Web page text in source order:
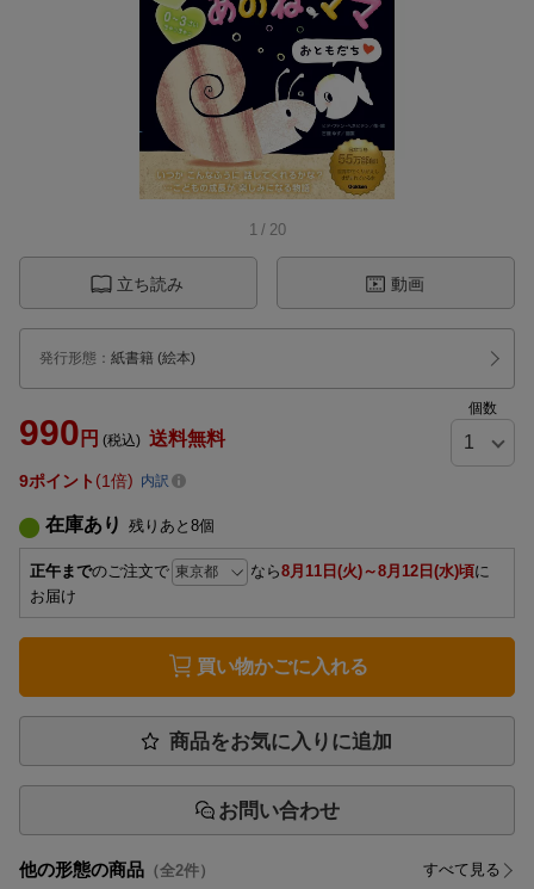
1 / 20
立ち読み 動画
発行形態 ： 紙書籍 (絵本)
990 円 (税込) 送料無料
個数
9ポイント 1倍 内訳
在庫あり 残りあと 8個
正午までのご注文で なら8月11日(火)～8月12日(水)頃に
お届け
買い物かごに入れる
商品をお気に入りに追加
お問い合わせ
他の形態の商品 （全2件） すべて見る